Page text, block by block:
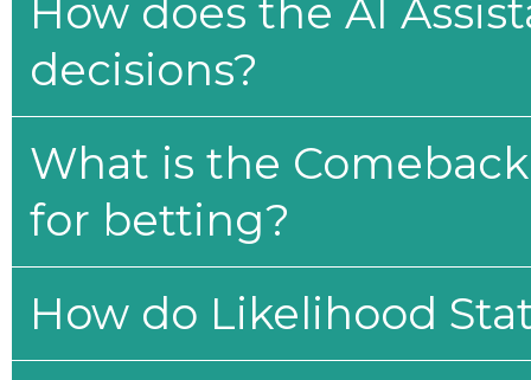
How does the AI
decisions?
What is the
for betting?
How do Likelihood